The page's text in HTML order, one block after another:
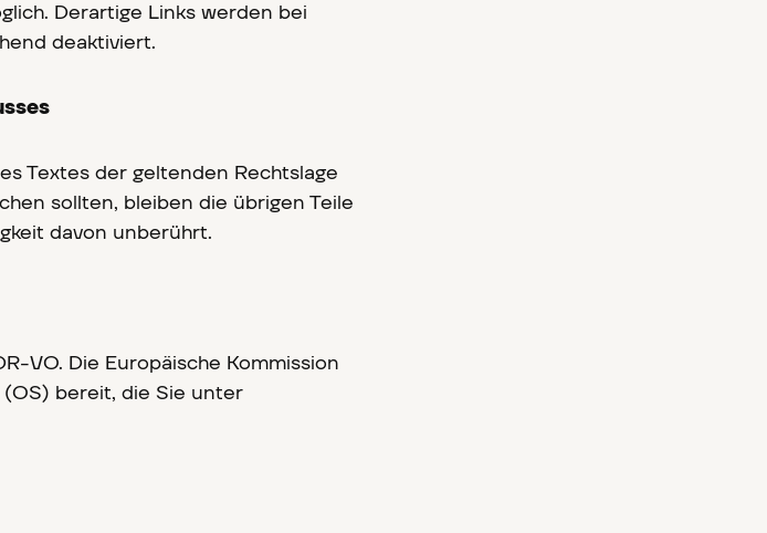
Derartige Links werden bei
deaktiviert.
Textes der geltenden Rechtslage
sollten, bleiben die übrigen Teile
davon unberührt.
VO. Die Europäische Kommission
bereit, die Sie unter